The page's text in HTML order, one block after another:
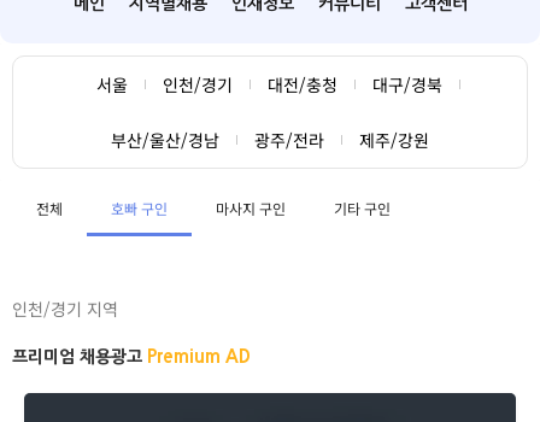
메인 지역별채용 인재정보 커뮤니티 고객센터
서울 인천/경기 대전/충청 대구/경북
부산/울산/경남 광주/전라 제주/강원
전체 호빠 구인 마사지 구인 기타 구인
인천/경기 지역
프리미엄 채용광고 Premium AD